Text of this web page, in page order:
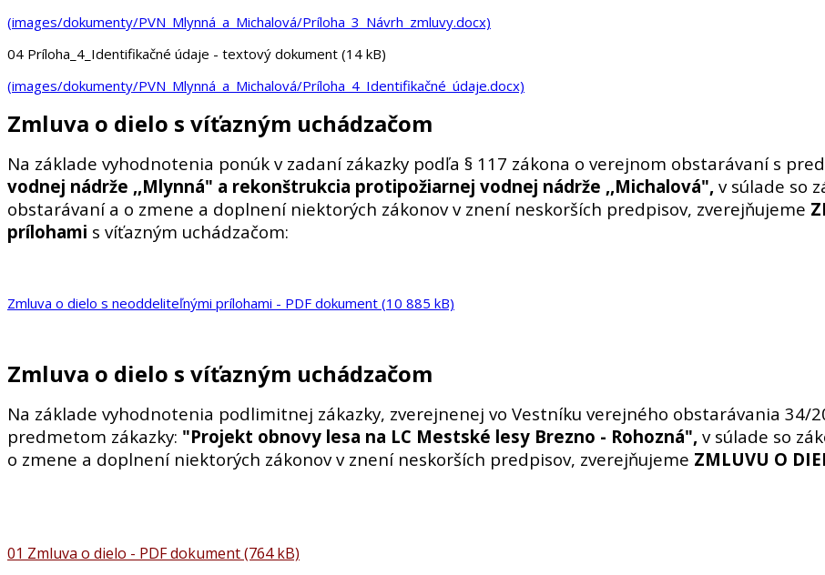
(images/dokumenty/PVN_Mlynná_a_Michalová/Príloha_3_Návrh_zmluvy.docx)
04 Príloha_4_Identifikačné údaje - textový dokument (14 kB)
(images/dokumenty/PVN_Mlynná_a_Michalová/Príloha_4_Identifikačné_údaje.docx)
Zmluva o dielo s víťazným uchádzačom
Na základe vyhodnotenia ponúk v zadaní zákazky podľa § 117 zákona o verejnom obstarávaní s
vodnej nádrže ,,Mlynná" a rekonštrukcia protipožiarnej vodnej nádrže ,,Michalová", v súlade so
obstarávaní a o zmene a doplnení niektorých zákonov v znení neskorších predpisov, zverejňujeme
prílohami s víťazným uchádzačom:
Zmluva o dielo s neoddeliteľnými prílohami - PDF dokument (10 885 kB)
Zmluva o dielo s víťazným uchádzačom
Na základe vyhodnotenia podlimitnej zákazky, zverejnenej vo Vestníku verejného obstarávania 34/
predmetom zákazky: "Projekt obnovy lesa na LC Mestské lesy Brezno - Rohozná", v súlade so
o zmene a doplnení niektorých zákonov v znení neskorších predpisov, zverejňujeme ZMLUVU O
01 Zmluva o dielo - PDF dokument (764 kB)